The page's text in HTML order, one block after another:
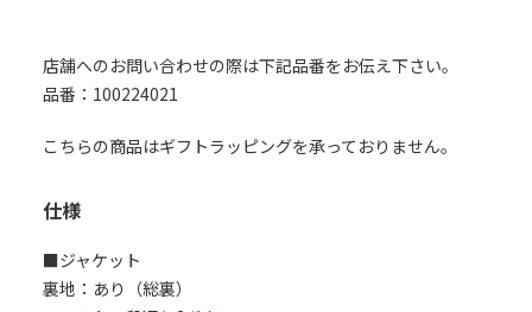
店舗へのお問い合わせの際は下記品番をお伝え下さい。
品番：100224021
こちらの商品はギフトラッピングを承っておりません。
仕様
■ジャケット
裏地：あり（総裏）